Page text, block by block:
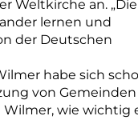
Weltkirche an. „Die
lernen und
der Deutschen
habe sich
von
Wilmer, wie wichtig